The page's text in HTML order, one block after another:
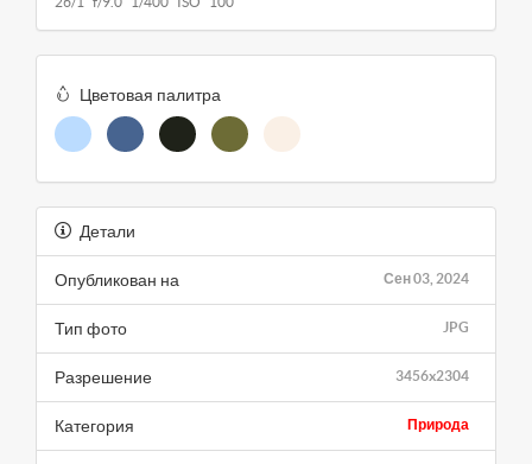
Цветовая палитра
Детали
Сен 03, 2024
Опубликован на
JPG
Тип фото
3456x2304
Разрешение
Природа
Категория